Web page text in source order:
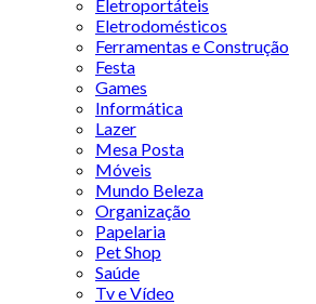
Eletroportáteis
Eletrodomésticos
Ferramentas e Construção
Festa
Games
Informática
Lazer
Mesa Posta
Móveis
Mundo Beleza
Organização
Papelaria
Pet Shop
Saúde
Tv e Vídeo